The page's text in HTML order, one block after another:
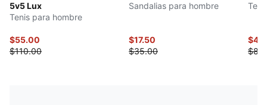
5v5 Lux
Tenis para hombre
$55.00
$110.00
Sandalias para hombre
$17.50
$35.00